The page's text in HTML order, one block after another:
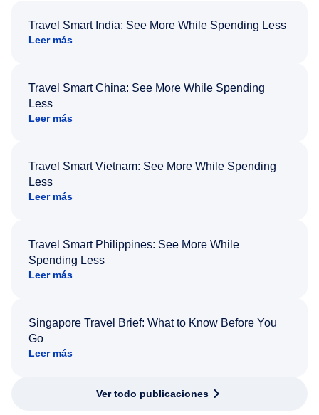
Travel Smart India: See More While Spending Less
Leer más
Travel Smart China: See More While Spending
Less
Leer más
Travel Smart Vietnam: See More While Spending
Less
Leer más
Travel Smart Philippines: See More While
Spending Less
Leer más
Singapore Travel Brief: What to Know Before You
Go
Leer más
Ver todo publicaciones